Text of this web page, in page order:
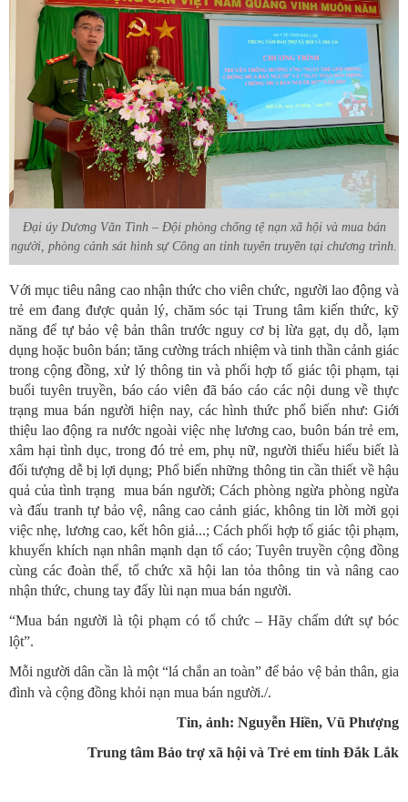
Đại úy Dương Văn Tình – Đội phòng chống tệ nạn xã hội và mua bán
người, phòng cảnh sát hình sự Công an tỉnh tuyên truyền tại chương trình.
Với mục tiêu nâng cao nhận thức cho viên chức, người lao động và
trẻ em đang được quản lý, chăm sóc tại Trung tâm kiến thức, kỹ
năng để tự bảo vệ bản thân trước nguy cơ bị lừa gạt, dụ dỗ, lạm
dụng hoặc buôn bán; tăng cường trách nhiệm và tinh thần cảnh giác
trong cộng đồng, xử lý thông tin và phối hợp tố giác tội phạm, tại
buổi tuyên truyền, báo cáo viên đã báo cáo các nội dung về thực
trạng mua bán người hiện nay, các hình thức phổ biến như: Giới
thiệu lao động ra nước ngoài việc nhẹ lương cao, buôn bán trẻ em,
xâm hại tình dục, trong đó trẻ em, phụ nữ, người thiếu hiểu biết là
đối tượng dễ bị lợi dụng; Phổ biến những thông tin cần thiết về hậu
quả của tình trạng mua bán người; Cách phòng ngừa phòng ngừa
và đấu tranh tự bảo vệ, nâng cao cảnh giác, không tin lời mời gọi
việc nhẹ, lương cao, kết hôn giả...; Cách phối hợp tố giác tội phạm,
khuyến khích nạn nhân mạnh dạn tố cáo; Tuyên truyền cộng đồng
cùng các đoàn thể, tổ chức xã hội lan tỏa thông tin và nâng cao
nhận thức, chung tay đẩy lùi nạn mua bán người.
“Mua bán người là tội phạm có tổ chức – Hãy chấm dứt sự bóc
lột”.
Mỗi người dân cần là một “lá chắn an toàn” để bảo vệ bản thân, gia
đình và cộng đồng khỏi nạn mua bán người./.
Tin, ảnh: Nguyễn Hiền, Vũ Phượng
Trung tâm Bảo trợ xã hội và Trẻ em tỉnh Đắk Lắk